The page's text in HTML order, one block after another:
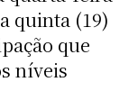
quinta (19)
que
níveis